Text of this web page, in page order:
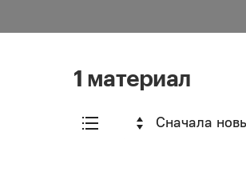
1 материал
Сначала